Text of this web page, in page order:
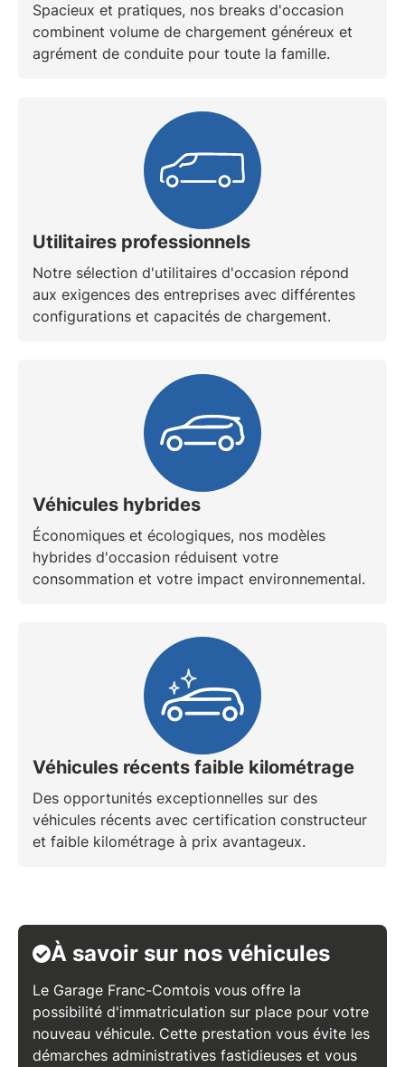
Spacieux et pratiques, nos breaks d'occasion
combinent volume de chargement généreux et
agrément de conduite pour toute la famille.
Utilitaires professionnels
Notre sélection d'utilitaires d'occasion répond
aux exigences des entreprises avec différentes
configurations et capacités de chargement.
Véhicules hybrides
Économiques et écologiques, nos modèles
hybrides d'occasion réduisent votre
consommation et votre impact environnemental.
Véhicules récents faible kilométrage
Des opportunités exceptionnelles sur des
véhicules récents avec certification constructeur
et faible kilométrage à prix avantageux.
À savoir sur nos véhicules
Le Garage Franc-Comtois vous offre la
possibilité d'immatriculation sur place pour votre
nouveau véhicule. Cette prestation vous évite les
démarches administratives fastidieuses et vous